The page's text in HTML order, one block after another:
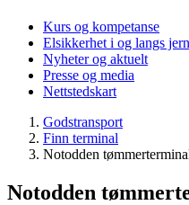
Kurs og kompetanse
Elsikkerhet i og langs
Nyheter og aktuelt
Presse og media
Nettstedskart
Godstransport
Finn terminal
Notodden
Notodden